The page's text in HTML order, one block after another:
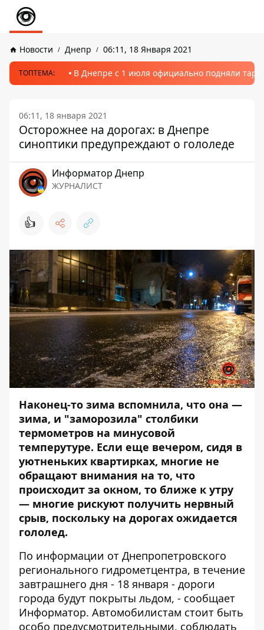
Новости Днепр 06:11, 18 Января 2021
ТОПТЕМА: В Днепре с 1 июля официально подняли
06:11, 18 января 2021
Осторожнее на дорогах: в Днепре
синоптики предупреждают о гололеде
Информатор Днепр
ЖУРНАЛИСТ
👍
Наконец-то зима вспомнила, что она —
зима, и "заморозила" столбики
термометров на минусовой
темперутуре. Если еще вечером, сидя в
уютненьких квартирках, многие не
обращают внимания на то, что
происходит за окном, то ближе к утру
— многие рискуют получить нервный
срыв, поскольку на дорогах ожидается
гололед.
По информации от Днепропетровского
регионального гидрометцентра, в течение
завтрашнего дня - 18 января - дороги
города будут покрыты льдом, - сообщает
Информатор. Автомобилистам стоит быть
особо предусмотрительными, соблюдать